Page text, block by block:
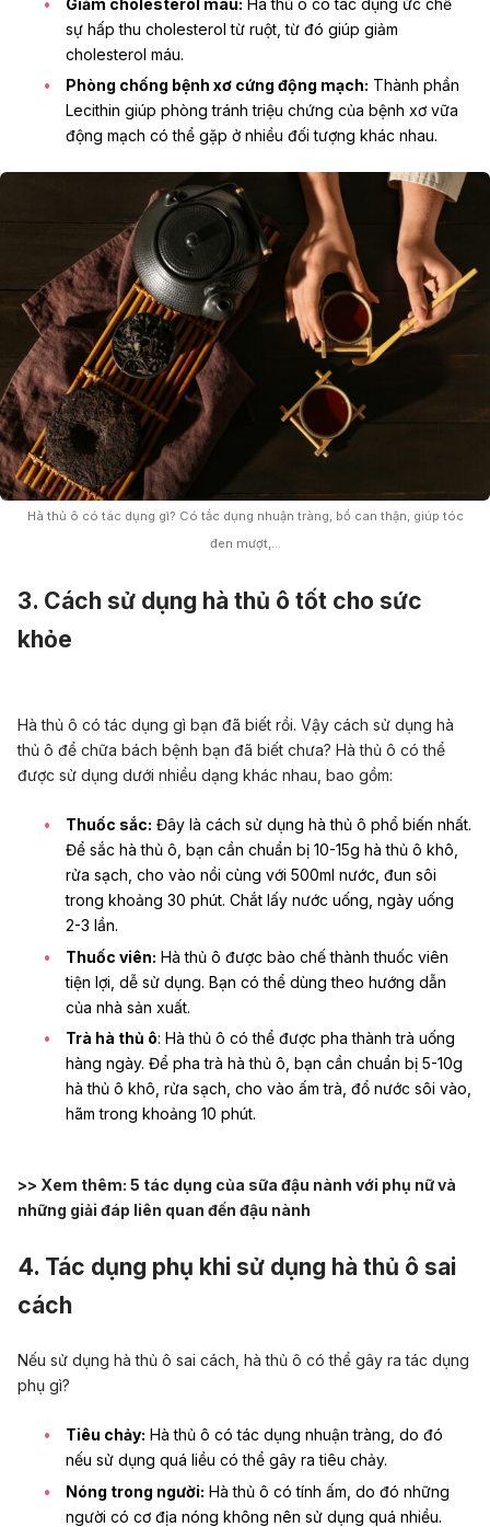
sự hấp thu cholesterol từ ruột, từ đó giúp giảm
cholesterol máu.
Phòng chống bệnh xơ cứng động mạch: Thành phần
Lecithin giúp phòng tránh triệu chứng của bệnh xơ vữa
động mạch có thể gặp ở nhiều đối tượng khác nhau.
Hà thủ ô có tác dụng gì? Có tắc dụng nhuận tràng, bổ can thận, giúp tóc
đen mượt,…
3. Cách sử dụng hà thủ ô tốt cho sức
khỏe
Hà thủ ô có tác dụng gì bạn đã biết rồi. Vậy cách sử dụng hà
thủ ô để chữa bách bệnh bạn đã biết chưa? Hà thủ ô có thể
được sử dụng dưới nhiều dạng khác nhau, bao gồm:
Thuốc sắc: Đây là cách sử dụng hà thủ ô phổ biến nhất.
Để sắc hà thủ ô, bạn cần chuẩn bị 10-15g hà thủ ô khô,
rửa sạch, cho vào nồi cùng với 500ml nước, đun sôi
trong khoảng 30 phút. Chắt lấy nước uống, ngày uống
2-3 lần.
Thuốc viên: Hà thủ ô được bào chế thành thuốc viên
tiện lợi, dễ sử dụng. Bạn có thể dùng theo hướng dẫn
của nhà sản xuất.
Trà hà thủ ô: Hà thủ ô có thể được pha thành trà uống
hàng ngày. Để pha trà hà thủ ô, bạn cần chuẩn bị 5-10g
hà thủ ô khô, rửa sạch, cho vào ấm trà, đổ nước sôi vào,
hãm trong khoảng 10 phút.
>> Xem thêm: 5 tác dụng của sữa đậu nành với phụ nữ và
những giải đáp liên quan đến đậu nành
4. Tác dụng phụ khi sử dụng hà thủ ô sai
cách
Nếu sử dụng hà thủ ô sai cách, hà thủ ô có thể gây ra tác dụng
phụ gì?
Tiêu chảy: Hà thủ ô có tác dụng nhuận tràng, do đó
nếu sử dụng quá liều có thể gây ra tiêu chảy.
Nóng trong người: Hà thủ ô có tính ấm, do đó những
người có cơ địa nóng không nên sử dụng quá nhiều.